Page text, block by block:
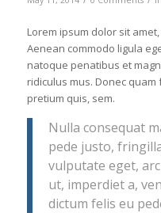
Lorem ipsum dolor sit
Aenean commodo ligula
natoque penatibus et
ridiculus mus. Donec
pretium quis, sem.
Nulla consequat
pede justo,
vulputate eget,
ut, imperdiet a,
dictum felis eu